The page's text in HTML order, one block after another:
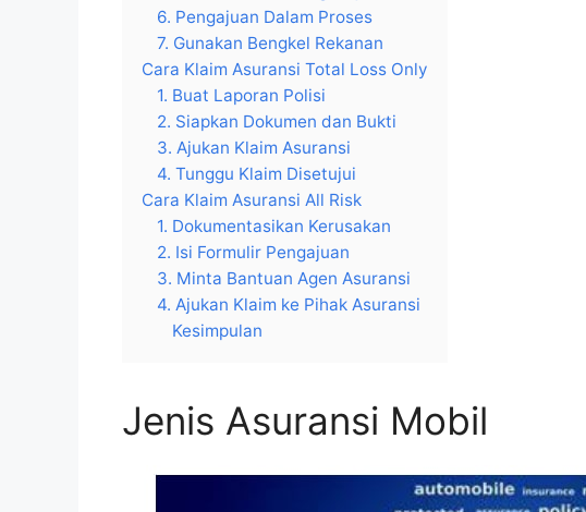
6. Pengajuan Dalam Proses
7. Gunakan Bengkel Rekanan
Cara Klaim Asuransi Total Loss Only
1. Buat Laporan Polisi
2. Siapkan Dokumen dan Bukti
3. Ajukan Klaim Asuransi
4. Tunggu Klaim Disetujui
Cara Klaim Asuransi All Risk
1. Dokumentasikan Kerusakan
2. Isi Formulir Pengajuan
3. Minta Bantuan Agen Asuransi
4. Ajukan Klaim ke Pihak Asuransi
Kesimpulan
Jenis Asuransi Mobil